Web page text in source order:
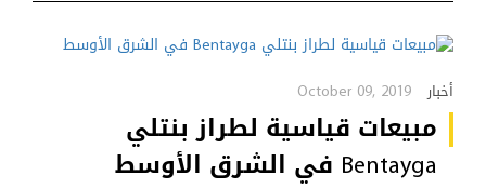
أخبار October 09, 2019
مبيعات قياسية لطراز بنتلي
Bentayga في الشرق الأوسط